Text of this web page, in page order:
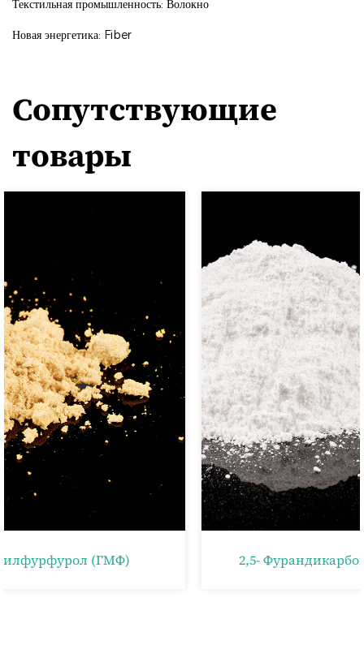
Текстильная промышленность: Волокно
Новая энергетика: Fiber
Сопутствующие
товары
2,5- Фурандикарбоновая Кислота (FDCA)